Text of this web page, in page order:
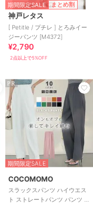
期間限定SALE まとめ割
神戸レタス
[ Petitle / プチレ ] とろみイー
ジーパンツ [M4372]
¥2,790
2点以上で5%OFF
PR
期間限定SALE
COCOMOMO
スラックスパンツ ハイウエス
ト ストレートパンツ パンツ ボ